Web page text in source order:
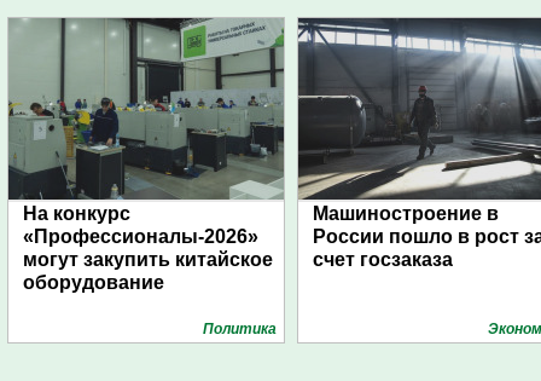
На конкурс
«Профессионалы-2026»
могут закупить китайское
оборудование
Политика
Машиностроение в
России пошло в рост
счет госзаказа